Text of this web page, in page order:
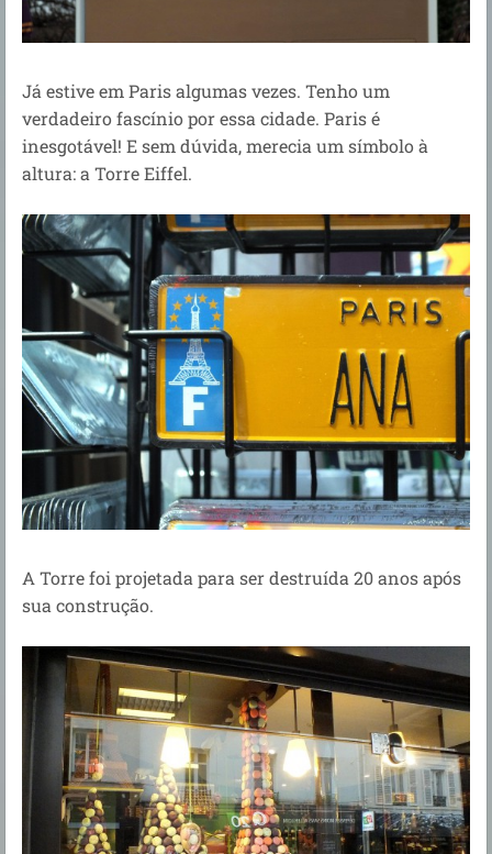
Já estive em Paris algumas vezes. Tenho um
verdadeiro fascínio por essa cidade. Paris é
inesgotável! E sem dúvida, merecia um símbolo à
altura: a Torre Eiffel.
A Torre foi projetada para ser destruída 20 anos após
sua construção.